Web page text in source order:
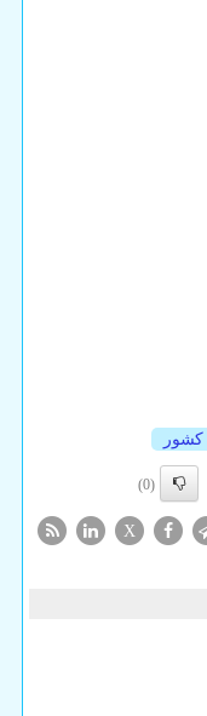
كشور
(0)
X